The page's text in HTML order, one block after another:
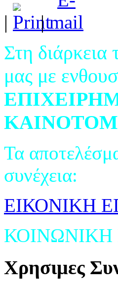
| |
Στη διάρκεια
μας με
Τα
συνέχεια:
ΕΙΚΟΝΙΚΗ
Χρησιμες